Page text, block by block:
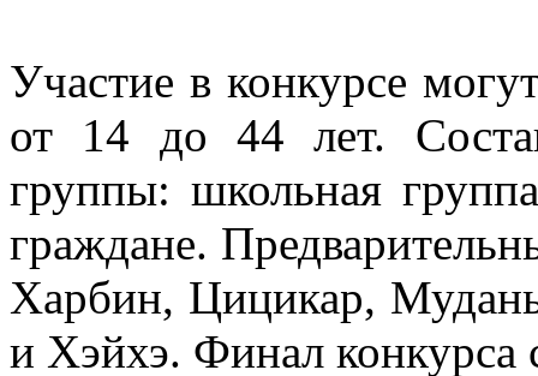
Участие в конкурсе
от 14 до 44 лет.
группы: школьная
граждане.
Харбин, Цицикар,
и Хэйхэ. Финал конкурса